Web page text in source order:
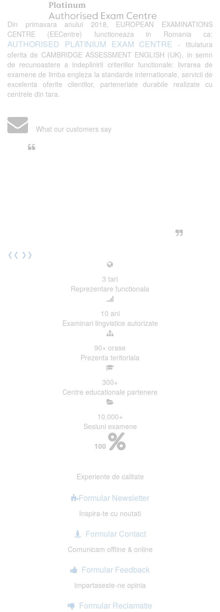
Din primavara anului 2018, EUROPEAN EXAMINATIONS
CENTRE (EECentre) functioneaza in Romania ca:
AUTHORISED PLATINIUM EXAM CENTRE - titulatura
oferita de CAMBRIDGE ASSESSMENT ENGLISH (UK), in semn
de recunoastere a indeplinirii criteriilor functionale: livrarea de
examene de limba engleza la standarde internationale, servicii de
excelenta oferite clientilor, parteneriate durabile realizate cu
centrele din tara.
What our customers say
❮❮ ❯❯
3 tari
Reprezentare functionala
10 ani
Examinari lingvistice autorizate
90+ orase
Prezenta teritoriala
300+
Centre educationale partenere
10.000+
Sesiuni examene
100
Experiente de calitate
Formular Newsletter
Inspira-te cu noutati
Formular Contact
Comunicam offline & online
Formular Feedback
Impartaseste-ne opinia
Formular Reclamatie